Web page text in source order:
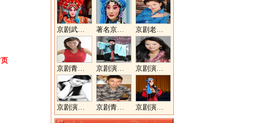
京剧武旦演员李静文 著名京剧演员李海燕 京剧老生演员胡晓楠
京剧青衣演员周利 京剧演员郝帅 京剧演员王奕戈
京剧演员陈晓霞 京剧青年演员郝杰 京剧演员张美超